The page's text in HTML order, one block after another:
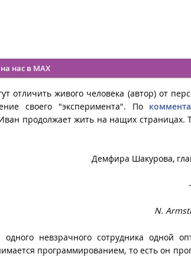
нас в MAX
отличить живого человека (автор) от
своего "эксперимента". По
продолжает жить на нащих страницах.
Демфира Шакурова,
N.
невзрачного сотрудника одной
программированием, то есть он